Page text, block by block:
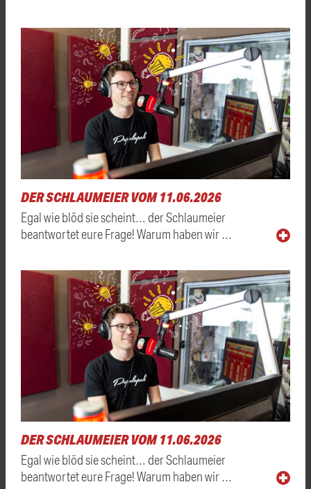
DER SCHLAUMEIER VOM 11.06.2026
Egal wie blöd sie scheint… der Schlaumeier
beantwortet eure Frage! Warum haben wir …
DER SCHLAUMEIER VOM 11.06.2026
Egal wie blöd sie scheint… der Schlaumeier
beantwortet eure Frage! Warum haben wir …